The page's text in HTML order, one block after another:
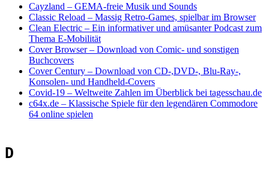
Cayzland – GEMA-freie Musik und Sounds
Classic Reload – Massig Retro-Games, spielbar im Browser
Clean Electric – Ein informativer und amüsanter Podcast zum
Thema E-Mobilität
Cover Browser– Download von Comic- und sonstigen
Buchcovers
Cover Century – Download von CD-,DVD-, Blu-Ray-,
Konsolen- und Handheld-Covers
Covid-19 – Weltweite Zahlen im Überblick bei tagesschau.de
c64x.de – Klassische Spiele für den legendären Commodore
64 online spielen
D